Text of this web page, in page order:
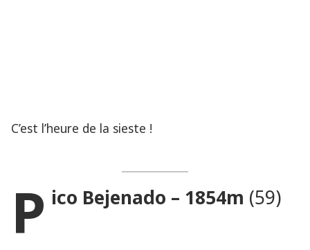
C’est l’heure de la sieste !
P ico Bejenado – 1854m (59)